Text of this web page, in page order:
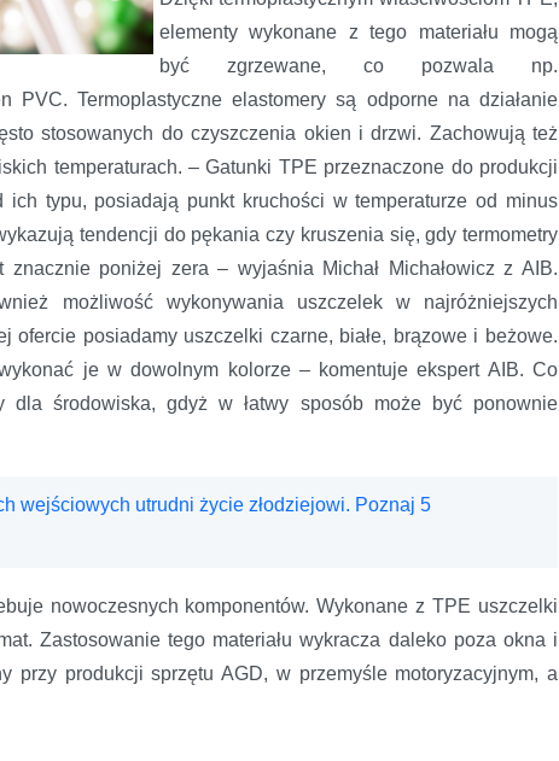
elementy wykonane z tego materiału mogą
być zgrzewane, co pozwala np.
PVC. Termoplastyczne elastomery są odporne na działanie
stosowanych do czyszczenia okien i drzwi. Zachowują też
temperaturach. – Gatunki TPE przeznaczone do produkcji
typu, posiadają punkt kruchości w temperaturze od minus
tendencji do pękania czy kruszenia się, gdy termometry
poniżej zera – wyjaśnia Michał Michałowicz z AIB.
możliwość wykonywania uszczelek w najróżniejszych
ofercie posiadamy uszczelki czarne, białe, brązowe i beżowe.
je w dowolnym kolorze – komentuje ekspert AIB. Co
dla środowiska, gdyż w łatwy sposób może być ponownie
wejściowych utrudni życie złodziejowi. Poznaj 5
nowoczesnych komponentów. Wykonane z TPE uszczelki
Zastosowanie tego materiału wykracza daleko poza okna i
przy produkcji sprzętu AGD, w przemyśle motoryzacyjnym, a